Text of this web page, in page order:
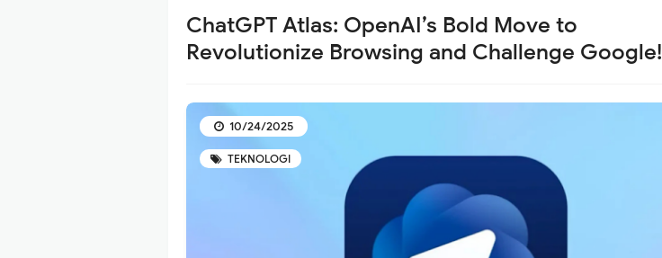
ChatGPT Atlas: OpenAI’s Bold Move to
Revolutionize Browsing and Challenge Google!
TEKNOLOGI
10/24/2025